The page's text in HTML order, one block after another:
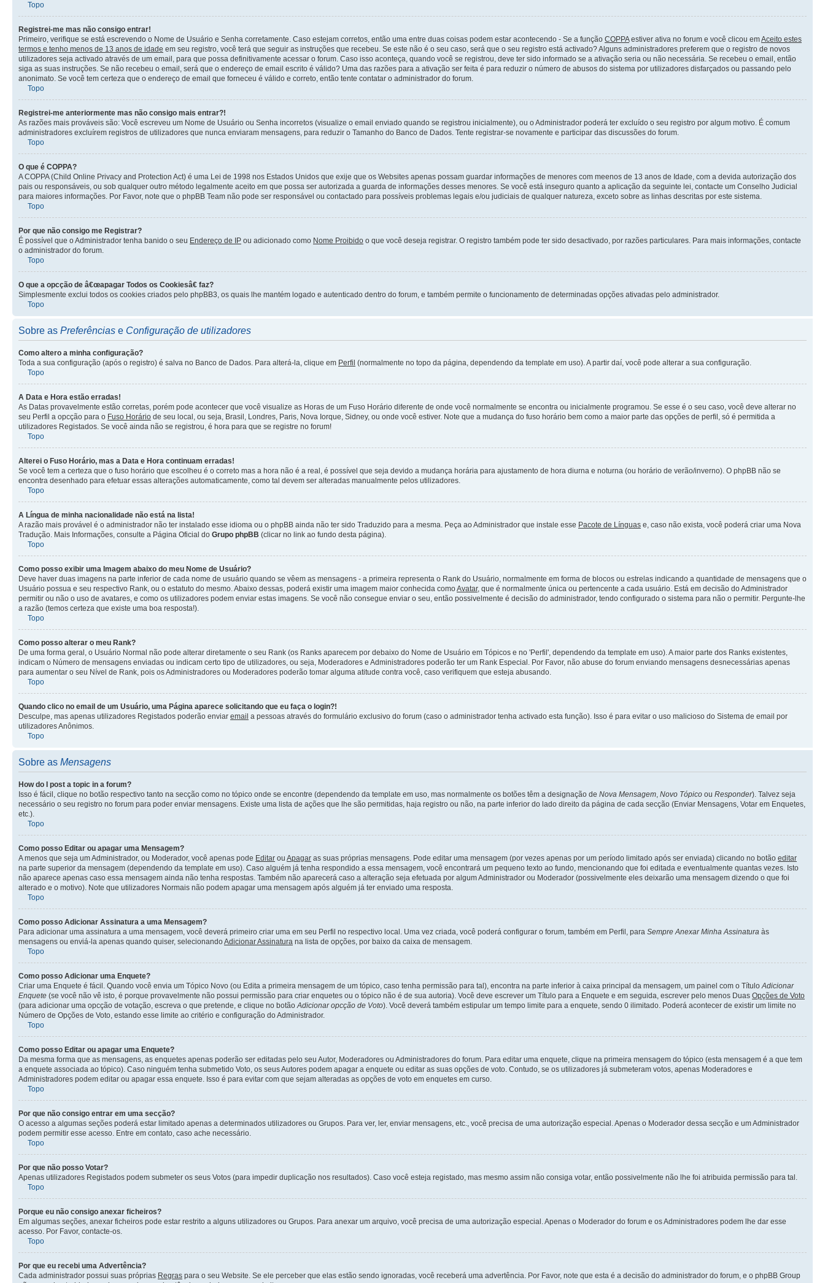
Topo
Registrei-me mas não consigo entrar!
Primeiro, verifique se está escrevendo o Nome de Usuário e Senha corretamente. Caso estejam corretos, então uma entre duas coisas podem estar acontecendo - Se a função COPPAestiver ativa no forum e você clicou emAceito estes
termos e tenho menos de 13 anos de idade em seu registro, você terá que seguir as instruções que recebeu. Se este não é o seu caso, será que o seu registro está activado? Alguns administradores preferem que o registro de novos
utilizadores seja activado através de um email, para que possa definitivamente acessar o forum. Caso isso aconteça, quando você se registrou, deve ter sido informado se a ativação seria ou não necessária. Se recebeu o email, então
siga as suas instruções. Se não recebeu o email, será que o endereço de email escrito é válido? Uma das razões para a ativação ser feita é para reduzir o número de abusos do sistema por utilizadores disfarçados ou passando pelo
anonimato. Se você tem certeza que o endereço de email que forneceu é válido e correto, então tente contatar o administrador do forum.
Topo
Registrei-me anteriormente mas não consigo mais entrar?!
As razões mais prováveis são: Você escreveu um Nome de Usuário ou Senha incorretos (visualize o email enviado quando se registrou inicialmente), ou o Administrador poderá ter excluído o seu registro por algum motivo. É comum
administradores excluírem registros de utilizadores que nunca enviaram mensagens, para reduzir o Tamanho do Banco de Dados. Tente registrar-se novamente e participar das discussões do forum.
Topo
O que é COPPA?
A COPPA (Child Online Privacy and Protection Act) é uma Lei de 1998 nos Estados Unidos que exije que os Websites apenas possam guardar informações de menores com meenos de 13 anos de Idade, com a devida autorização dos
pais ou responsáveis, ou sob qualquer outro método legalmente aceito em que possa ser autorizada a guarda de informações desses menores. Se você está inseguro quanto a aplicação da seguinte lei, contacte um Conselho Judicial
para maiores informações. Por Favor, note que o phpBB Team não pode ser responsável ou contactado para possíveis problemas legais e/ou judiciais de qualquer natureza, exceto sobre as linhas descritas por este sistema.
Topo
Por que não consigo me Registrar?
É possível que o Administrador tenha banido o seu Endereço de IP ou adicionado como Nome Proibido o que você deseja registrar. O registro também pode ter sido desactivado, por razões particulares. Para mais informações, contacte
o administrador do forum.
Topo
O que a opcção de â€œapagar Todos os Cookiesâ€ faz?
Simplesmente exclui todos os cookies criados pelo phpBB3, os quais lhe mantém logado e autenticado dentro do forum, e também permite o funcionamento de determinadas opções ativadas pelo administrador.
Topo
Sobre as Preferências e Configuração de utilizadores
Como altero a minha configuração?
Toda a sua configuração (após o registro) é salva no Banco de Dados. Para alterá-la, clique em Perfil (normalmente no topo da página, dependendo da template em uso). A partir daí, você pode alterar a sua configuração.
Topo
A Data e Hora estão erradas!
As Datas provavelmente estão corretas, porém pode acontecer que você visualize as Horas de um Fuso Horário diferente de onde você normalmente se encontra ou inicialmente programou. Se esse é o seu caso, você deve alterar no
seu Perfil a opcção para o Fuso Horário de seu local, ou seja, Brasil, Londres, Paris, Nova Iorque, Sidney, ou onde você estiver. Note que a mudança do fuso horário bem como a maior parte das opções de perfil, só é permitida a
utilizadores Registados. Se você ainda não se registrou, é hora para que se registre no forum!
Topo
Alterei o Fuso Horário, mas a Data e Hora continuam erradas!
Se você tem a certeza que o fuso horário que escolheu é o correto mas a hora não é a real, é possível que seja devido a mudança horária para ajustamento de hora diurna e noturna (ou horário de verão/inverno). O phpBB não se
encontra desenhado para efetuar essas alterações automaticamente, como tal devem ser alteradas manualmente pelos utilizadores.
Topo
A Língua de minha nacionalidade não está na lista!
A razão mais provável é o administrador não ter instalado esse idioma ou o phpBB ainda não ter sido Traduzido para a mesma. Peça ao Administrador que instale esse Pacote de Línguas e, caso não exista, você poderá criar uma Nova
Tradução. Mais Informações, consulte a Página Oficial do Grupo phpBB (clicar no link ao fundo desta página).
Topo
Como posso exibir uma Imagem abaixo do meu Nome de Usuário?
Deve haver duas imagens na parte inferior de cada nome de usuário quando se vêem as mensagens - a primeira representa o Rank do Usuário, normalmente em forma de blocos ou estrelas indicando a quantidade de mensagens que o
Usuário possua e seu respectivo Rank, ou o estatuto do mesmo. Abaixo dessas, poderá existir uma imagem maior conhecida comoAvatar, que é normalmente única ou pertencente a cada usuário. Está em decisão do Administrador
permitir ou não o uso de avatares, e como os utilizadores podem enviar estas imagens. Se você não consegue enviar o seu, então possivelmente é decisão do administrador, tendo configurado o sistema para não o permitir. Pergunte-lhe
a razão (temos certeza que existe uma boa resposta!).
Topo
Como posso alterar o meu Rank?
De uma forma geral, o Usuário Normal não pode alterar diretamente o seu Rank (os Ranks aparecem por debaixo do Nome de Usuário em Tópicos e no 'Perfil', dependendo da template em uso). A maior parte dos Ranks existentes,
indicam o Número de mensagens enviadas ou indicam certo tipo de utilizadores, ou seja, Moderadores e Administradores poderão ter um Rank Especial. Por Favor, não abuse do forum enviando mensagens desnecessárias apenas
para aumentar o seu Nível de Rank, pois os Administradores ou Moderadores poderão tomar alguma atitude contra você, caso verifiquem que esteja abusando.
Topo
Quando clico no email de um Usuário, uma Página aparece solicitando que eu faça o login?!
Desculpe, mas apenas utilizadores Registados poderão enviar email a pessoas através do formulário exclusivo do forum (caso o administrador tenha activado esta função). Isso é para evitar o uso malicioso do Sistema de email por
utilizadores Anônimos.
Topo
Sobre as Mensagens
How do I post a topic in a forum?
Isso é fácil, clique no botão respectivo tanto na secção como no tópico onde se encontre (dependendo da template em uso, mas normalmente os botões têm a designação de Nova Mensagem, Novo Tópico ou Responder). Talvez seja
necessário o seu registro no forum para poder enviar mensagens. Existe uma lista de ações que lhe são permitidas, haja registro ou não, na parte inferior do lado direito da página de cada secção (Enviar Mensagens, Votar em Enquetes,
etc.).
Topo
Como posso Editar ou apagar uma Mensagem?
A menos que seja um Administrador, ou Moderador, você apenas pode Editar ou Apagar as suas próprias mensagens. Pode editar uma mensagem (por vezes apenas por um período limitado após ser enviada) clicando no botão editar
na parte superior da mensagem (dependendo da template em uso). Caso alguém já tenha respondido a essa mensagem, você encontrará um pequeno texto ao fundo, mencionando que foi editada e eventualmente quantas vezes. Isto
não aparece apenas caso essa mensagem ainda não tenha respostas. Também não aparecerá caso a alteração seja efetuada por algum Administrador ou Moderador (possivelmente eles deixarão uma mensagem dizendo o que foi
alterado e o motivo). Note que utilizadores Normais não podem apagar uma mensagem após alguém já ter enviado uma resposta.
Topo
Como posso Adicionar Assinatura a uma Mensagem?
Para adicionar uma assinatura a uma mensagem, você deverá primeiro criar uma em seu Perfil no respectivo local. Uma vez criada, você poderá configurar o forum, também em Perfil, para Sempre Anexar Minha Assinatura às
mensagens ou enviá-la apenas quando quiser, selecionandoAdicionar Assinatura na lista de opções, por baixo da caixa de mensagem.
Topo
Como posso Adicionar uma Enquete?
Criar uma Enquete é fácil. Quando você envia um Tópico Novo (ou Edita a primeira mensagem de um tópico, caso tenha permissão para tal), encontra na parte inferior à caixa principal da mensagem, um painel com o TítuloAdicionar
Enquete (se você não vê isto, é porque provavelmente não possui permissão para criar enquetes ou o tópico não é de sua autoria). Você deve escrever um Título para a Enquete e em seguida, escrever pelo menos Duas Opções de Voto
(para adicionar uma opcção de votação, escreva o que pretende, e clique no botãoAdicionar opcção de Voto). Você deverá também estipular um tempo limite para a enquete, sendo 0 ilimitado. Poderá acontecer de existir um limite no
Número de Opções de Voto, estando esse limite ao critério e configuração do Administrador.
Topo
Como posso Editar ou apagar uma Enquete?
Da mesma forma que as mensagens, as enquetes apenas poderão ser editadas pelo seu Autor, Moderadores ou Administradores do forum. Para editar uma enquete, clique na primeira mensagem do tópico (esta mensagem é a que tem
a enquete associada ao tópico). Caso ninguém tenha submetido Voto, os seus Autores podem apagar a enquete ou editar as suas opções de voto. Contudo, se os utilizadores já submeteram votos, apenas Moderadores e
Administradores podem editar ou apagar essa enquete. Isso é para evitar com que sejam alteradas as opções de voto em enquetes em curso.
Topo
Por que não consigo entrar em uma secção?
O acesso a algumas seções poderá estar limitado apenas a determinados utilizadores ou Grupos. Para ver, ler, enviar mensagens, etc., você precisa de uma autorização especial. Apenas o Moderador dessa secção e um Administrador
podem permitir esse acesso. Entre em contato, caso ache necessário.
Topo
Por que não posso Votar?
Apenas utilizadores Registados podem submeter os seus Votos (para impedir duplicação nos resultados). Caso você esteja registado, mas mesmo assim não consiga votar, então possivelmente não lhe foi atribuida permissão para tal.
Topo
Porque eu não consigo anexar ficheiros?
Em algumas seções, anexar ficheiros pode estar restrito a alguns utilizadores ou Grupos. Para anexar um arquivo, você precisa de uma autorização especial. Apenas o Moderador do forum e os Administradores podem lhe dar esse
acesso. Por Favor, contacte-os.
Topo
Por que eu recebi uma Advertência?
Cada administrador possui suas próprias Regras para o seu Website. Se ele perceber que elas estão sendo ignoradas, você receberá uma advertência. Por Favor, note que esta é a decisão do administrador do forum, e o phpBB Group